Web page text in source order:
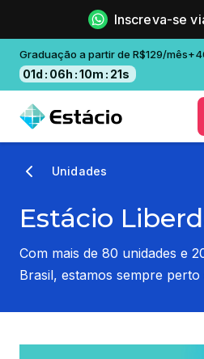
Inscreva-se
Graduação a partir de R$129/
01d : 06h :10m : 21s
Unidades
Estácio
Com mais de 80 unidades e
Brasil, estamos sempre perto